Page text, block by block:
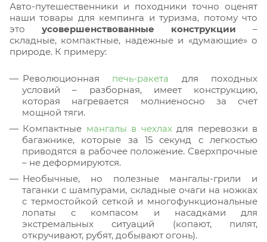
Авто-путешественники и походники точно оценят
наши товары для кемпинга и туризма, потому что
это усовершенствованные конструкции –
складные, компактные, надежные и «думающие» о
природе. К примеру:
Революционная печь-ракета для походных
условий – разборная, имеет конструкцию,
которая нагревается молниеносно за счет
мощной тяги.
Компактные мангалы в чехлахдля перевозки в
багажнике, которые за 15 секунд с легкостью
приводятся в рабочее положение. Сверхпрочные
– не деформируются.
Необычные, но полезные мангалы-грили и
таганки с шампурами, складные очаги на ножках
с термостойкой сеткой и многофункциональные
лопаты с компасом и насадками для
экстремальных ситуаций (копают, пилят,
откручивают, рубят, добывают огонь).